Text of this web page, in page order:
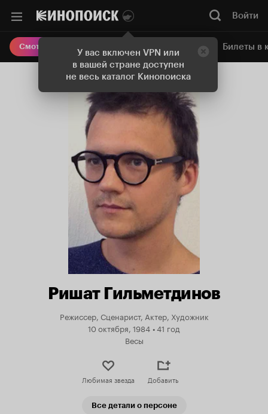
У вас включен VPN или
в вашей стране доступен
не весь каталог Кинопоиска
Войти
Смотреть кино Онлайн-кинотеатр Билеты в
Ришат Гильметдинов
Режиссер, Сценарист, Актер, Художник
10 октября, 1984 •41 год
Весы
Любимая звезда Добавить
Все детали о персоне